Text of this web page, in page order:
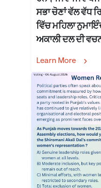
ਸਭਾ ਚੋਣਾਂ ਵੱਲ ਵੱਧ
ਵਿੱਚ ਮਹਿਲਾ
ਅਕਾਲੀ ਦਲ ਦੀ
Learn More